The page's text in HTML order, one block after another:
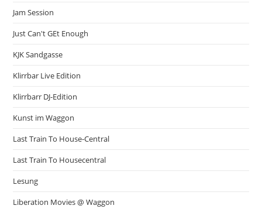
Jam Session
Just Can't GEt Enough
KJK Sandgasse
Klirrbar Live Edition
Klirrbarr DJ-Edition
Kunst im Waggon
Last Train To House-Central
Last Train To Housecentral
Lesung
Liberation Movies @ Waggon